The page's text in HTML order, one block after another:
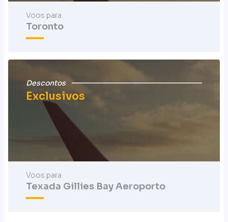
Voos para
Toronto
Descontos
Exclusivos
Voos para
Texada Gillies Bay Aeroporto